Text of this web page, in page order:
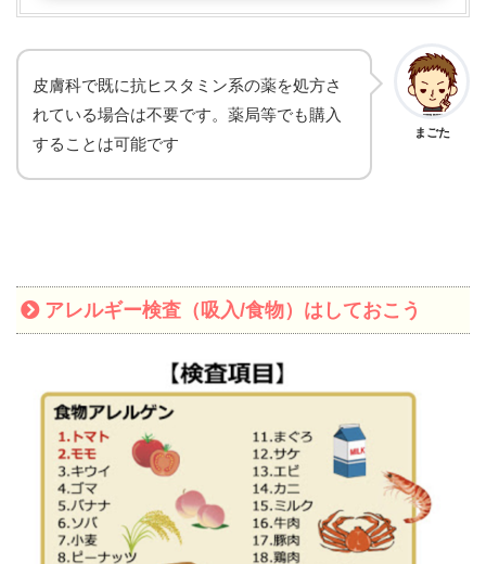
まごた
皮膚科で既に抗ヒスタミン系の薬を処方さ
れている場合は不要です。薬局等でも購入
することは可能です
アレルギー検査（吸入/食物）はしておこう